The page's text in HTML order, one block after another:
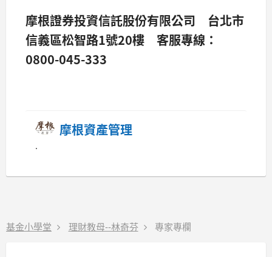
摩根證券投資信託股份有限公司 台北市
信義區松智路1號20樓 客服專線：
0800-045-333
摩根資產管理
.
基金小學堂 理財教母--林奇芬 專家專欄